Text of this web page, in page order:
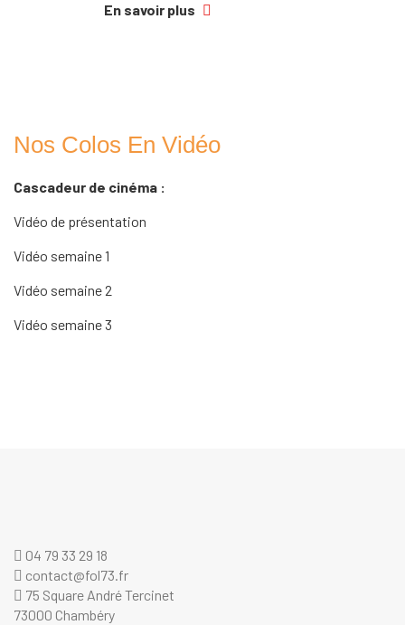
En savoir plus
Nos Colos En Vidéo
Cascadeur de cinéma :
Vidéo de présentation
Vidéo semaine 1
Vidéo semaine 2
Vidéo semaine 3
04 79 33 29 18
contact@fol73.fr
75 Square André Tercinet
73000 Chambéry